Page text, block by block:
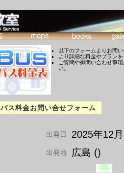
以下のフォームよりお問い
より詳細な料金やプラン
ご質問や御問い合わせ事
い。
バス料金お問い合せフォーム
出発日 2025年12
出発地 広島 ()